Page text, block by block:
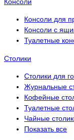
Консоли для
Консоли с
Туалетные
Столики
Столики для
Журнальные
Кофейные
Туалетные
Чайные
Показать все